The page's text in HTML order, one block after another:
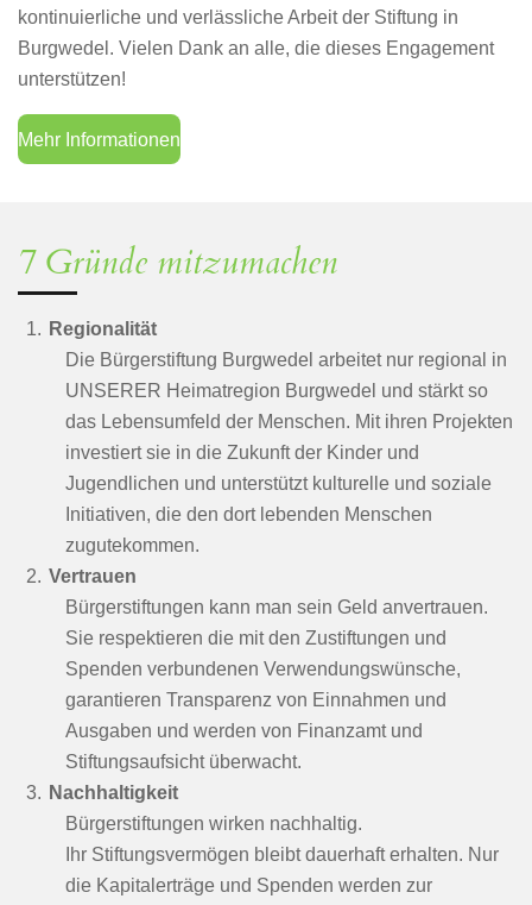
kontinuierliche und verlässliche Arbeit der Stiftung in
Burgwedel. Vielen Dank an alle, die dieses Engagement
unterstützen!
Mehr Informationen
7 Gründe mitzumachen
Regionalität
Die Bürgerstiftung Burgwedel arbeitet nur regional in
UNSERER Heimatregion Burgwedel und stärkt so
das Lebensumfeld der Menschen. Mit ihren Projekten
investiert sie in die Zukunft der Kinder und
Jugendlichen und unterstützt kulturelle und soziale
Initiativen, die den dort lebenden Menschen
zugutekommen.
Vertrauen
Bürgerstiftungen kann man sein Geld anvertrauen.
Sie respektieren die mit den Zustiftungen und
Spenden verbundenen Verwendungswünsche,
garantieren Transparenz von Einnahmen und
Ausgaben und werden von Finanzamt und
Stiftungsaufsicht überwacht.
Nachhaltigkeit
Bürgerstiftungen wirken nachhaltig.
Ihr Stiftungsvermögen bleibt dauerhaft erhalten. Nur
die Kapitalerträge und Spenden werden zur